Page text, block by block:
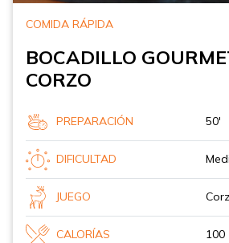
COMIDA RÁPIDA
BOCADILLO
CORZO
PREPARACIÓN 50'
DIFICULTAD
JUEGO
CALORÍAS 100